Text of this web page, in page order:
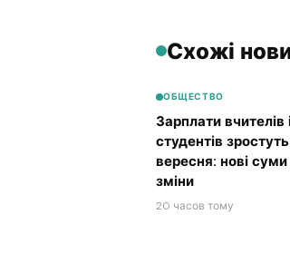
Схожі
ОБЩЕСТВО
Зарплати вчителів
студентів зростуть
вересня: нові суми
зміни
20 часов тому